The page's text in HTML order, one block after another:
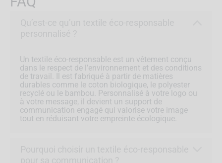
Un textile éco-responsable est un vêtement conçu
dans le respect de l’environnement et des conditions
de travail. Il est fabriqué à partir de matières
durables comme le coton biologique, le polyester
recyclé ou le bambou. Personnalisé à votre logo ou
à votre message, il devient un support de
communication engagé qui valorise votre image
tout en réduisant votre empreinte écologique.